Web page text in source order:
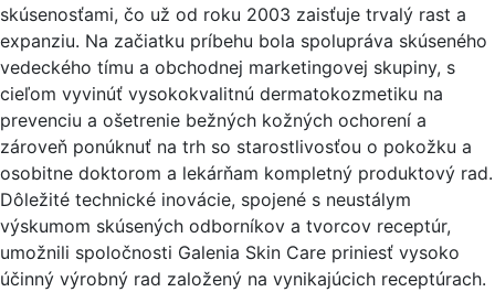
skúsenosťami, čo už od roku 2003 zaisťuje trvalý rast a
expanziu. Na začiatku príbehu bola spolupráva skúseného
vedeckého tímu a obchodnej marketingovej skupiny, s
cieľom vyvinúť vysokokvalitnú dermatokozmetiku na
prevenciu a ošetrenie bežných kožných ochorení a
zároveň ponúknuť na trh so starostlivosťou o pokožku a
osobitne doktorom a lekárňam kompletný produktový rad.
Dôležité technické inovácie, spojené s neustálym
výskumom skúsených odborníkov a tvorcov receptúr,
umožnili spoločnosti Galenia Skin Care priniesť vysoko
účinný výrobný rad založený na vynikajúcich receptúrach.